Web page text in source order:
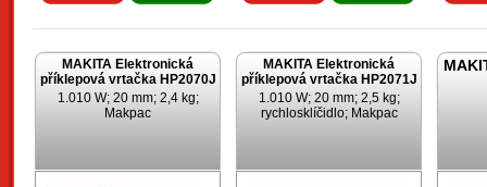
MAKITA Elektronická
příklepová vrtačka HP2070J
1.010 W; 20 mm; 2,4 kg;
Makpac
MAKITA Elektronická
příklepová vrtačka HP2071J
1.010 W; 20 mm; 2,5 kg;
rychlosklíčidlo; Makpac